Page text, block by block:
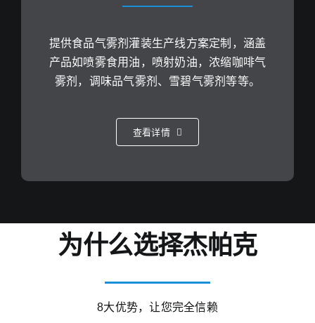
提供食品气雾剂灌装生产线方案定制，涵盖
产品如喷雾食用油，喷射奶油，浓缩咖啡气
雾剂，调味品气雾剂、雪碧气雾剂等等。
查看详情
为什么选择杰帕克
8大优势，让您完全信赖